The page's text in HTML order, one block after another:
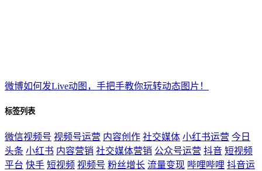
微博如何发Live动图，手把手教你玩转动态图片！
标签列表
微信视频号 视频号运营 内容创作 社交媒体 小红书运营 今日
头条 小红书 内容营销 社交媒体营销 公众号运营 抖音 短视频
平台 快手 短视频 视频号 粉丝增长 流量变现 哔哩哔哩 抖音运